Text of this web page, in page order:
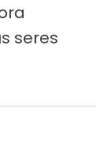
seres